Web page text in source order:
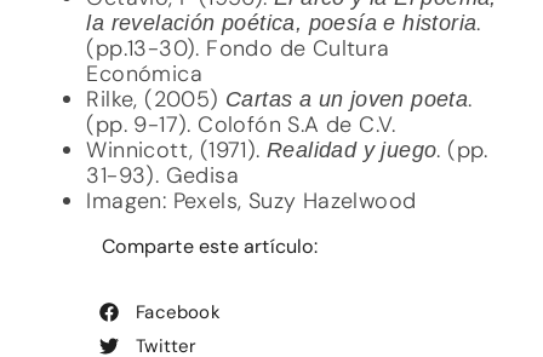
la revelación poética, poesía e historia.
(pp.13-30). Fondo de Cultura
Económica
Rilke, (2005) Cartas a un joven poeta.
(pp. 9-17). Colofón S.A de C.V.
Winnicott, (1971). Realidad y juego. (pp.
31-93). Gedisa
Imagen: Pexels, Suzy Hazelwood
Comparte este artículo:
Facebook
Twitter